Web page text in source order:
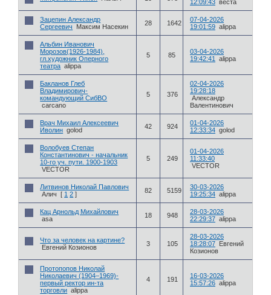
12:09:43 веста
Зацепин Александр
Сергеевич
Максим Насекин 28 1642
07-04-2026
19:01:59 alippa
Альбин Иванович
Морозов(1926-1984),
гл.художник Оперного
театра alippa
5 85
03-04-2026
19:42:41
alippa
Бакланов Глеб
Владимирович-
командующий СибВО
carcano
5 376
02-04-2026
19:28:18
Александр
Валентинович
Врач Михаил Алексеевич
Иволин golod 42 924
01-04-2026
12:33:34 golod
Волобуев Степан
Константинович - начальник
10-го уч. пути. 1900-1903
VECTOR
5 249
01-04-2026
11:33:40
VECTOR
Литвинов Николай Павлович
Алич
[ 1 2 ] 82 5159
30-03-2026
19:25:34 alippa
Кац Арнольд Михайлович
asa
18 948
28-03-2026
22:29:37 alippa
Что за человек на картине?
Евгений Козионов
3 105
28-03-2026
18:28:07 Евгений
Козионов
Протопопов Николай
Николаевич (1904–1969)-
первый ректор ин-та
торговли alippa
4 191
16-03-2026
15:57:26 alippa